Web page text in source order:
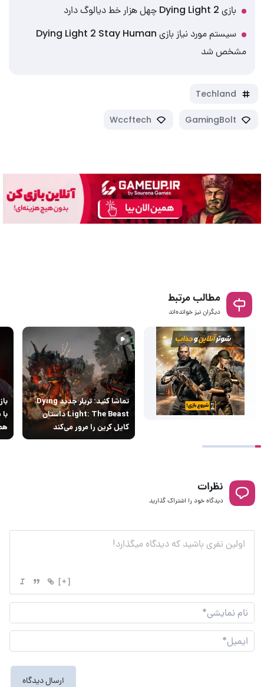
بازی Dying Light 2 چهل هزار خط دیالوگ دارد
سیستم مورد نیاز بازی Dying Light 2 Stay Human
مشخص شد
Techland
GamingBolt
Wccftech
مطالب مرتبط
دیگران نیز خوانده‌اند
تماشا کنید: تریلر جدید Dying
Light: The Beast داستان
کایل کرین را مرور می‌کند
نظرات
دیدگاه خود را اشتراک گذارید
[+]
نام